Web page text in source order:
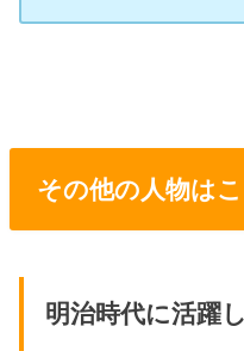
その他の人物は
明治時代に活躍